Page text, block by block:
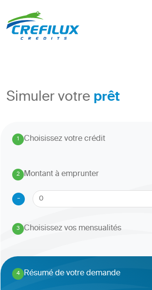
Simuler votreprêt
1. Choisissez votre crédit
2
.
Montant à emprunter
-
3
. Choisissez vos mensualités
4
. Résumé de votre demande